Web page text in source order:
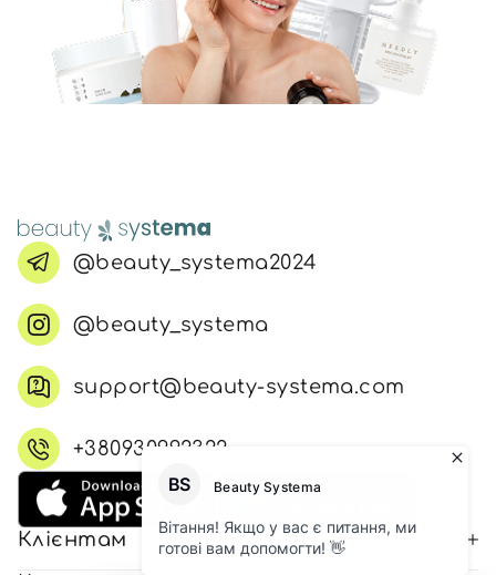
@beauty_systema2024
@beauty_systema
support@beauty-systema.com
+380930992322
Клієнтам